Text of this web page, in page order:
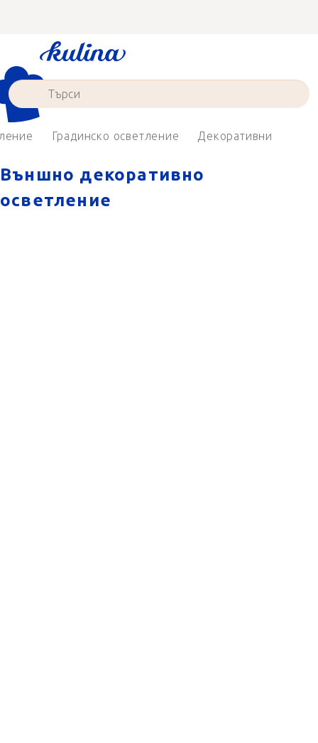
съдържанието
Градинско осветление Декоративни
Външно декоративно
осветление